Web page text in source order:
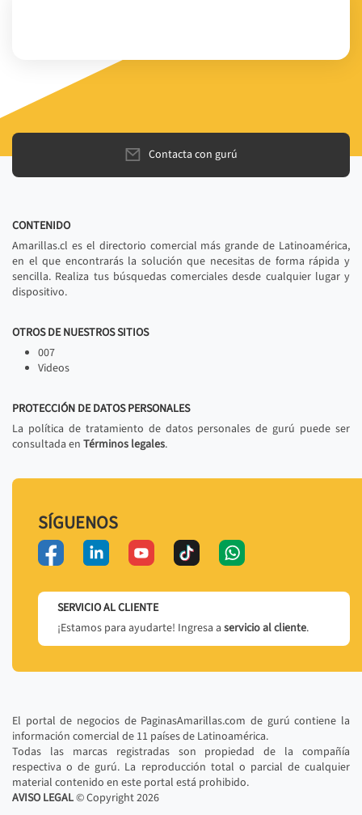
Contacta con gurú
CONTENIDO
Amarillas.cl es el directorio comercial más grande de Latinoamérica,
en el que encontrarás la solución que necesitas de forma rápida y
sencilla. Realiza tus búsquedas comerciales desde cualquier lugar y
dispositivo.
OTROS DE NUESTROS SITIOS
007
Videos
PROTECCIÓN DE DATOS PERSONALES
La política de tratamiento de datos personales de gurú puede ser
consultada en Términos legales.
SÍGUENOS
SERVICIO AL CLIENTE
¡Estamos para ayudarte! Ingresa a servicio al cliente.
El portal de negocios de PaginasAmarillas.com de gurú contiene la
información comercial de 11 países de Latinoamérica.
Todas las marcas registradas son propiedad de la compañía
respectiva o de gurú. La reproducción total o parcial de cualquier
material contenido en este portal está prohibido.
AVISO LEGAL© Copyright2026